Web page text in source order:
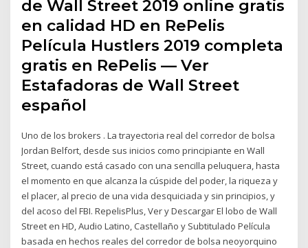
de Wall Street 2019 online gratis
en calidad HD en RePelis
Película Hustlers 2019 completa
gratis en RePelis — Ver
Estafadoras de Wall Street
español
Uno de los brokers . La trayectoria real del corredor de bolsa
Jordan Belfort, desde sus inicios como principiante en Wall
Street, cuando está casado con una sencilla peluquera, hasta
el momento en que alcanza la cúspide del poder, la riqueza y
el placer, al precio de una vida desquiciada y sin principios, y
del acoso del FBI. RepelisPlus, Ver y Descargar El lobo de Wall
Street en HD, Audio Latino, Castellaño y Subtitulado Película
basada en hechos reales del corredor de bolsa neoyorquino